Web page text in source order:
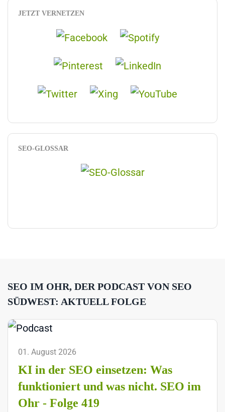
JETZT VERNETZEN
SEO-GLOSSAR
SEO IM OHR, DER PODCAST VON SEO
SÜDWEST: AKTUELL FOLGE
01. August 2026
KI in der SEO einsetzen: Was
funktioniert und was nicht. SEO im
Ohr - Folge 419